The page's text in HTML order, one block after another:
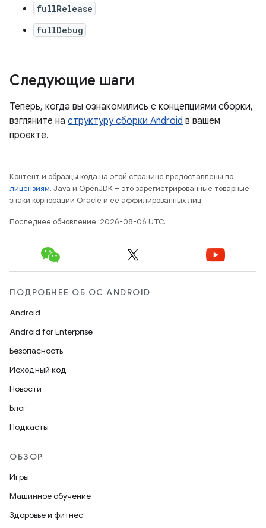
fullRelease
fullDebug
Следующие шаги
Теперь, когда вы ознакомились с концепциями сборки,
взгляните на структуру сборки Android в вашем
проекте.
Контент и образцы кода на этой странице предоставлены по
лицензиям. Java и OpenJDK – это зарегистрированные товарные
знаки корпорации Oracle и ее аффилированных лиц.
Последнее обновление: 2026-08-06 UTC.
ПОДРОБНЕЕ ОБ ОС ANDROID
Android
Android for Enterprise
Безопасность
Исходный код
Новости
Блог
Подкасты
ОБЗОР
Игры
Машинное обучение
Здоровье и фитнес